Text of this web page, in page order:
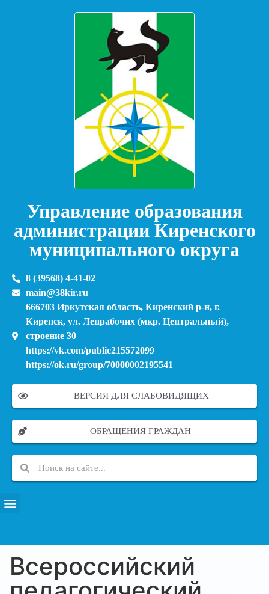
Управление образования
администрации Киренского
муниципального округа
8 (39568) 4-41-02
main@38kir.ru
666703 Иркутская область, Киренский р-н, г.
Киренск, ул. Ленрабочих (мкр. Центральный),
строение 30
https://vk.com/public215572099
https://ok.ru/group/70000002195541
ВЕРСИЯ ДЛЯ СЛАБОВИДЯЩИХ
ОБРАЩЕНИЯ ГРАЖДАН
Всероссийский